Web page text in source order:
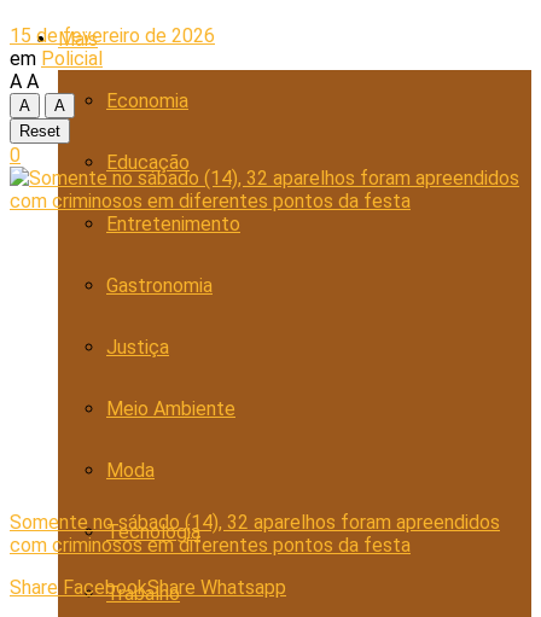
Mais
Economia
Educação
Entretenimento
Gastronomia
Justiça
Meio Ambiente
Moda
Tecnologia
Trabalho
15 de fevereiro de 2026
em Policial
A A
A
A
Reset
0
Somente no sábado (14), 32 aparelhos foram apreendidos
com criminosos em diferentes pontos da festa
Share FacebookShare Whatsapp